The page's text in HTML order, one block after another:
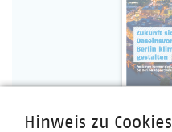
Hinweis zu Cookies